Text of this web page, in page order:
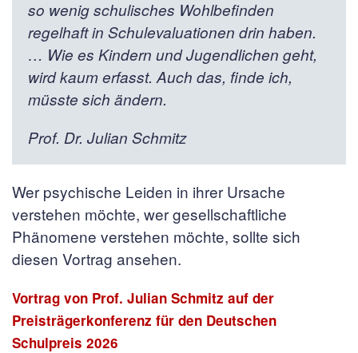
so wenig schulisches Wohlbefinden
regelhaft in Schulevaluationen drin haben.
… Wie es Kindern und Jugendlichen geht,
wird kaum erfasst. Auch das, finde ich,
müsste sich ändern.
Prof. Dr. Julian Schmitz
Wer psychische Leiden in ihrer Ursache
verstehen möchte, wer gesellschaftliche
Phänomene verstehen möchte, sollte sich
diesen Vortrag ansehen.
Vortrag von Prof. Julian Schmitz auf der
Preisträgerkonferenz für den Deutschen
Schulpreis 2026